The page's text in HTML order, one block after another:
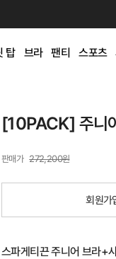
탑 브라 팬티 스포츠
[10PACK] 주니
272,200원
회원가
스파게티끈 주니어 브라+